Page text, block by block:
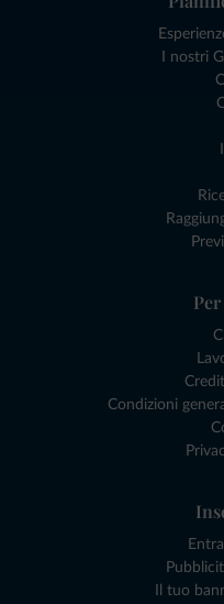
I nostri
Condizioni
Il tuo